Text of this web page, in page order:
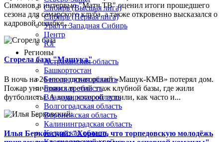
Симонов в интервью "Матч ТВ" оценил итоги прошедшего
сезона для самарского клуба, а также откровенно высказался о
кадровой ошибке...
Сгорела база "Машука"
В ночь на 26 июля пятигорский «Машук-КМВ» потерял дом.
Пожар уничтожил третий этаж клубной базы, где жили
футболисты. А вода, которой тушили, как часто и...
Илья Берковский: "Хорошо, что торпедовскую молодёжь
Сибирь (Высшая лига)
Сибирь (Первая лига)
Урал и Западная Сибирь
Центр
Юг
Регионы
Астраханская область
Башкортостан
Белгородская область
Брянская область
Владимирская область
Волгоградская область
Воронежская область
Калининградская область
Калужская область